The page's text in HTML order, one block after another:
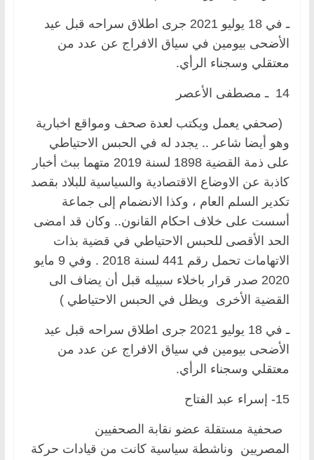
ـ في 18 يوليو 2021 جرى اطلاق سراحه قبل عيد
الأضحى بيومين في سياق الافراج عن عدد من
معتقلي وسجناء الرأي.
14 ـ مصطفى الأعصر
(صحفي يعمل ويكتب لعدة صحف ومواقع اخبارية
وهو أيضا شاعر .. يجدد له في الحبس الاحتياطي
على ذمة القضية 1898 لسنة 2019 متهما ببث أخبار
كاذبة عن الاوضاع الاقتصادية والسياسية للبلاد بقصد
تكدير السلم العام ، وكذا الانضمام إلى جماعة
أسست على خلاف احكام القانون.. وكان قد امضى
الحد الأقصى للحبس الاحتياطي في قضية بذات
الاتهامات تحمل رقم 441 لسنة 2018 . وفي 9 مايو
2020 صدر قرار باخلاء سبيله قبل أن يضاف الى
القضية الأخرى ويظل في الحبس الاحتياطي )
ـ في 18 يوليو 2021 جرى اطلاق سراحه قبل عيد
الأضحى بيومين في سياق الافراج عن عدد من
معتقلي وسجناء الرأي.
15- إسراء عبد الفتاح
صحفية مستقلة عضو نقابة الصحفيين
المصريين وناشطة سياسية كانت من قيادات حركة